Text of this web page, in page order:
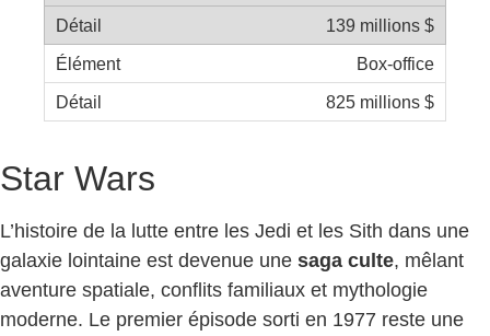
139 millions $
Box-office
825 millions $
Star Wars
L’histoire de la lutte entre les Jedi et les Sith dans une
galaxie lointaine est devenue une saga culte, mêlant
aventure spatiale, conflits familiaux et mythologie
moderne. Le premier épisode sorti en 1977 reste une